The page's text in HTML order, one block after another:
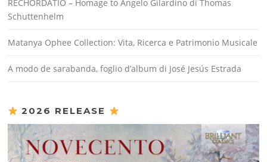
RECHORDATIO – Homage to Angelo Gilardino di Thomas
Schuttenhelm
Matanya Ophee Collection: Vita, Ricerca e Patrimonio Musicale
A modo de sarabanda, foglio d’album di José Jesús Estrada
2026 RELEASE